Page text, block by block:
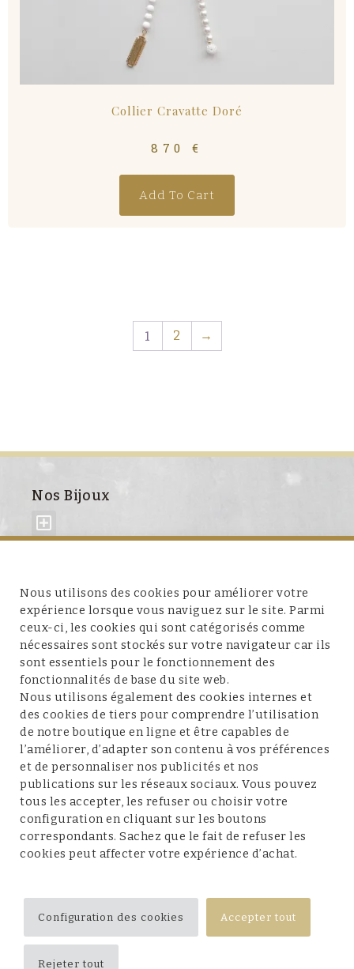
Collier Cravatte Doré
870€
Add To Cart
1 2 →
Nos Bijoux
À propos de nous
Service client
Conditions et mentions légales
Nous utilisons des cookies pour améliorer votre
expérience lorsque vous naviguez sur le site. Parmi
ceux-ci, les cookies qui sont catégorisés comme
nécessaires sont stockés sur votre navigateur car ils
sont essentiels pour le fonctionnement des
fonctionnalités de base du site web.
Nous utilisons également des cookies internes et
des cookies de tiers pour comprendre l’utilisation
de notre boutique en ligne et être capables de
l’améliorer, d’adapter son contenu à vos préférences
et de personnaliser nos publicités et nos
publications sur les réseaux sociaux. Vous pouvez
tous les accepter, les refuser ou choisir votre
configuration en cliquant sur les boutons
correspondants. Sachez que le fait de refuser les
cookies peut affecter votre expérience d’achat.
Configuration des cookies Accepter tout
Rejeter tout